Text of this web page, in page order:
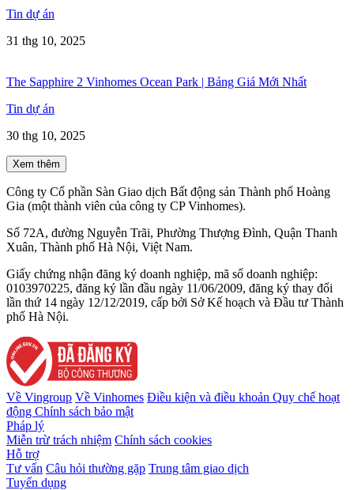
Tin dự án
31 thg 10, 2025
The Sapphire 2 Vinhomes Ocean Park | Bảng Giá Mới Nhất
Tin dự án
30 thg 10, 2025
Xem thêm
Công ty Cổ phần Sàn Giao dịch Bất động sản Thành phố Hoàng
Gia (một thành viên của công ty CP Vinhomes).
Số 72A, đường Nguyễn Trãi, Phường Thượng Đình, Quận Thanh
Xuân, Thành phố Hà Nội, Việt Nam.
Giấy chứng nhận đăng ký doanh nghiệp, mã số doanh nghiệp:
0103970225, đăng ký lần đầu ngày 11/06/2009, đăng ký thay đổi
lần thứ 14 ngày 12/12/2019, cấp bởi Sở Kế hoạch và Đầu tư Thành
phố Hà Nội.
Về Vingroup Về Vinhomes Điều kiện và điều khoản Quy chế hoạt
động Chính sách bảo mật
Pháp lý
Miễn trừ trách nhiệm Chính sách cookies
Hỗ trợ
Tư vấn Câu hỏi thường gặp Trung tâm giao dịch
Tuyển dụng